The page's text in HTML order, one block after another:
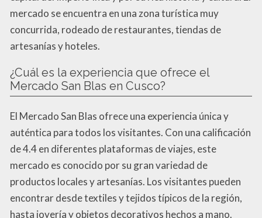
mercado se encuentra en una zona turística muy
concurrida, rodeado de restaurantes, tiendas de
artesanías y hoteles.
¿Cuál es la experiencia que ofrece el
Mercado San Blas en Cusco?
El Mercado San Blas ofrece una experiencia única y
auténtica para todos los visitantes. Con una calificación
de 4.4 en diferentes plataformas de viajes, este
mercado es conocido por su gran variedad de
productos locales y artesanías. Los visitantes pueden
encontrar desde textiles y tejidos típicos de la región,
hasta joyería y objetos decorativos hechos a mano.